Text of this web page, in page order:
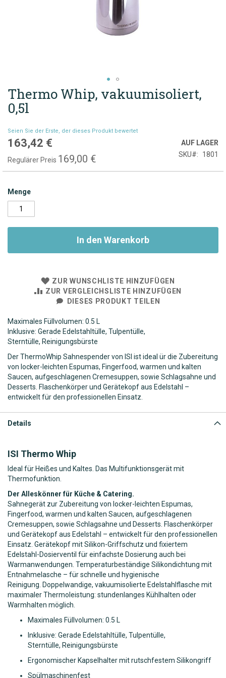
Zum
Anfang
der
springen
Thermo Whip, vakuumisoliert,
0,5l
Seien Sie der Erste, der dieses Produkt bewertet
Sonderpreis
163,42 €
Regulärer Preis 169,00 €
AUF LAGER
SKU
1801
Menge
In den Warenkorb
ZUR WUNSCHLISTE HINZUFÜGEN
ZUR VERGLEICHSLISTE HINZUFÜGEN
DIESES PRODUKT TEILEN
Maximales Füllvolumen: 0.5 L
Inklusive: Gerade Edelstahltülle, Tulpentülle,
Sterntülle, Reinigungsbürste
Der ThermoWhip Sahnespender von ISI ist ideal ür die Zubereitung
von locker-leichten Espumas, Fingerfood, warmen und kalten
Saucen, aufgeschlagenen Cremesuppen, sowie Schlagsahne und
Desserts. Flaschenkörper und Gerätekopf aus Edelstahl –
entwickelt für den professionellen Einsatz.
Details
ISI Thermo Whip
Ideal für Heißes und Kaltes. Das Multifunktionsgerät mit
Thermofunktion.
Der Alleskönner für Küche & Catering.
Sahnegerät zur Zubereitung von locker-leichten Espumas,
Fingerfood, warmen und kalten Saucen, aufgeschlagenen
Cremesuppen, sowie Schlagsahne und Desserts. Flaschenkörper
und Gerätekopf aus Edelstahl – entwickelt für den professionellen
Einsatz. Gerätekopf mit Silikon-Griffschutz und fixiertem
Edelstahl-Dosierventil für einfachste Dosierung auch bei
Warmanwendungen. Temperaturbeständige Silikondichtung mit
Entnahmelasche – für schnelle und hygienische
Reinigung. Doppelwandige, vakuumisolierte Edelstahlflasche mit
maximaler Thermoleistung: stundenlanges Kühlhalten oder
Warmhalten möglich.
Maximales Füllvolumen: 0.5 L
Inklusive: Gerade Edelstahltülle, Tulpentülle,
Sterntülle, Reinigungsbürste
Ergonomischer Kapselhalter mit rutschfestem Silikongriff
Spülmaschinenfest